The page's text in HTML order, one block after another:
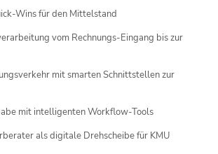
Wins für den Mittelstand
vom Rechnungs-Eingang bis zur
mit smarten Schnittstellen zur
mit intelligenten Workflow-Tools
als digitale Drehscheibe für KMU